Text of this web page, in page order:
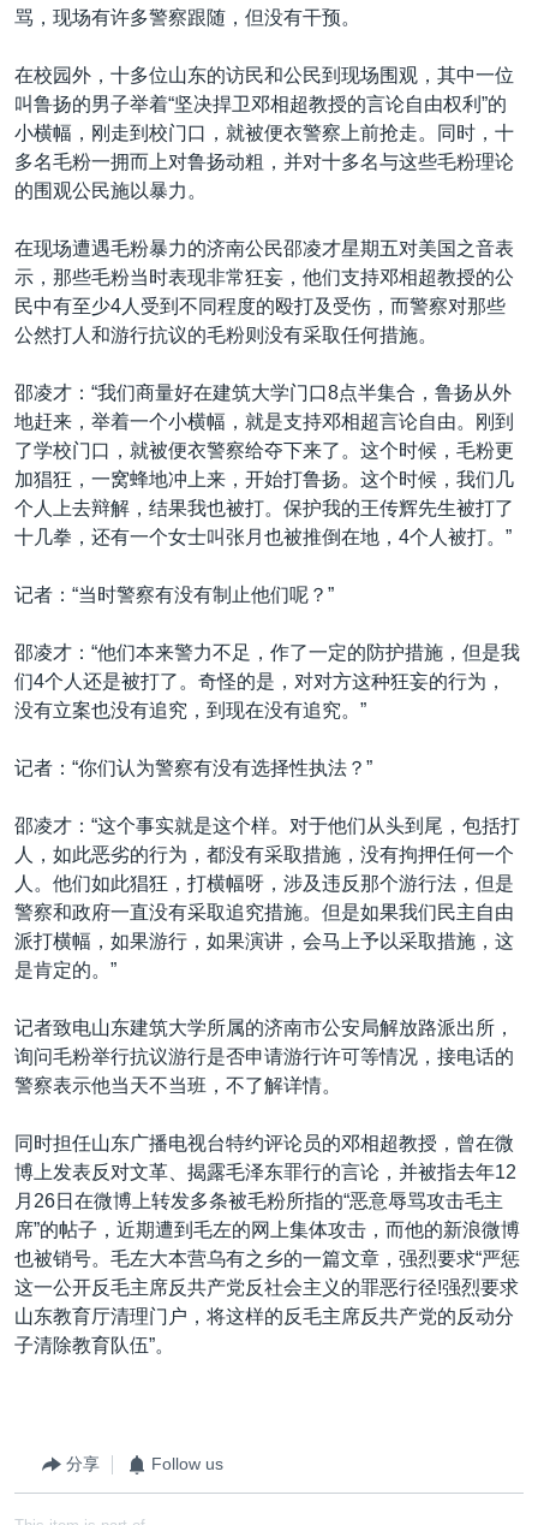
骂，现场有许多警察跟随，但没有干预。
在校园外，十多位山东的访民和公民到现场围观，其中一位
叫鲁扬的男子举着“坚决捍卫邓相超教授的言论自由权利”的
小横幅，刚走到校门口，就被便衣警察上前抢走。同时，十
多名毛粉一拥而上对鲁扬动粗，并对十多名与这些毛粉理论
的围观公民施以暴力。
在现场遭遇毛粉暴力的济南公民邵凌才星期五对美国之音表
示，那些毛粉当时表现非常狂妄，他们支持邓相超教授的公
民中有至少4人受到不同程度的殴打及受伤，而警察对那些
公然打人和游行抗议的毛粉则没有采取任何措施。
邵凌才：“我们商量好在建筑大学门口8点半集合，鲁扬从外
地赶来，举着一个小横幅，就是支持邓相超言论自由。刚到
了学校门口，就被便衣警察给夺下来了。这个时候，毛粉更
加猖狂，一窝蜂地冲上来，开始打鲁扬。这个时候，我们几
个人上去辩解，结果我也被打。保护我的王传辉先生被打了
十几拳，还有一个女士叫张月也被推倒在地，4个人被打。”
记者：“当时警察有没有制止他们呢？”
邵凌才：“他们本来警力不足，作了一定的防护措施，但是我
们4个人还是被打了。奇怪的是，对对方这种狂妄的行为，
没有立案也没有追究，到现在没有追究。”
记者：“你们认为警察有没有选择性执法？”
邵凌才：“这个事实就是这个样。对于他们从头到尾，包括打
人，如此恶劣的行为，都没有采取措施，没有拘押任何一个
人。他们如此猖狂，打横幅呀，涉及违反那个游行法，但是
警察和政府一直没有采取追究措施。但是如果我们民主自由
派打横幅，如果游行，如果演讲，会马上予以采取措施，这
是肯定的。”
记者致电山东建筑大学所属的济南市公安局解放路派出所，
询问毛粉举行抗议游行是否申请游行许可等情况，接电话的
警察表示他当天不当班，不了解详情。
同时担任山东广播电视台特约评论员的邓相超教授，曾在微
博上发表反对文革、揭露毛泽东罪行的言论，并被指去年12
月26日在微博上转发多条被毛粉所指的“恶意辱骂攻击毛主
席”的帖子，近期遭到毛左的网上集体攻击，而他的新浪微博
也被销号。毛左大本营乌有之乡的一篇文章，强烈要求“严惩
这一公开反毛主席反共产党反社会主义的罪恶行径!强烈要求
山东教育厅清理门户，将这样的反毛主席反共产党的反动分
子清除教育队伍”。
分享 Follow us